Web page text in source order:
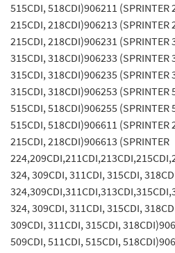
515CDI, 518CDI)906211 (SPRINTER
215CDI, 218CDI)906213 (SPRINTER
215CDI, 218CDI)906231 (SPRINTER
315CDI, 318CDI)906233 (SPRINTER
315CDI, 318CDI)906235 (SPRINTER
315CDI, 318CDI)906253 (SPRINTER
515CDI, 518CDI)906255 (SPRINTER
515CDI, 518CDI)906611 (SPRINTER
215CDI, 218CDI)906613 (SPRINTER
324, 309CDI, 311CDI, 315CDI,
324, 309CDI, 311CDI, 315CDI,
309CDI, 311CDI, 315CDI,
509CDI, 511CDI, 515CDI,